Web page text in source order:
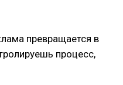
превращается в
процесс,